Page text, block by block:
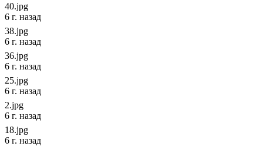
40.jpg
6 г. назад
38.jpg
6 г. назад
36.jpg
6 г. назад
25.jpg
6 г. назад
2.jpg
6 г. назад
18.jpg
6 г. назад